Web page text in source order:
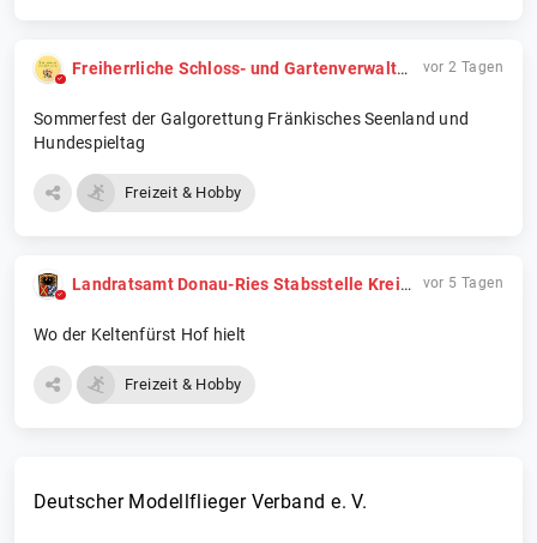
Freiherrliche Schloss- und Gartenverwaltung Dennenlohe vor 2 Tagen
Sommerfest der Galgorettung Fränkisches Seenland und
Hundespieltag
Freizeit & Hobby
Landratsamt Donau-Ries Stabsstelle Kreisentwicklung und Nachhaltigkeit vor 5 Tagen
Wo der Keltenfürst Hof hielt
Freizeit & Hobby
Deutscher Modellflieger Verband e. V.